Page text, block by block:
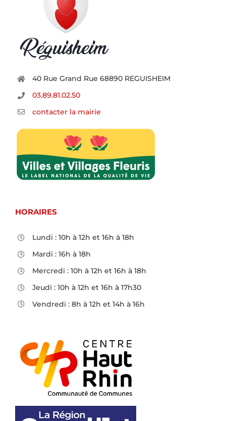
40 Rue Grand Rue 68890 REGUISHEIM
03.89.81.02.50
contacter la mairie
HORAIRES
Lundi : 10h à 12h et 16h à 18h
Mardi : 16h à 18h
Mercredi : 10h à 12h et 16h à 18h
Jeudi : 10h à 12h et 16h à 17h30
Vendredi : 8h à 12h et 14h à 16h